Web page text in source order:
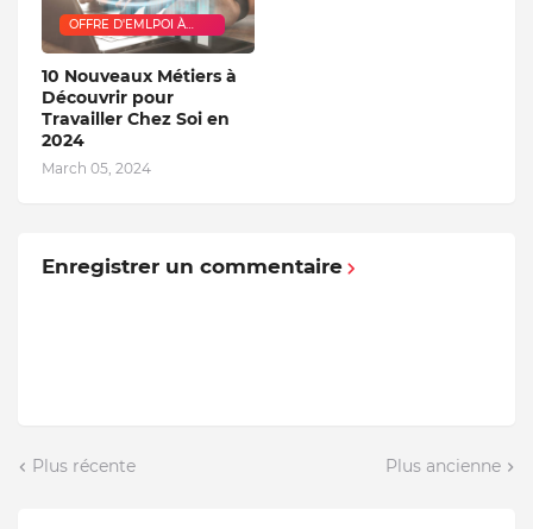
OFFRE D'EMLPOI À
DOMICILE
10 Nouveaux Métiers à
Découvrir pour
Travailler Chez Soi en
2024
March 05, 2024
Enregistrer un commentaire
Plus récente Plus ancienne